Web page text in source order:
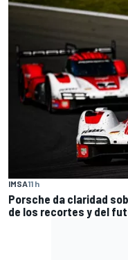
IMSA11 h
Porsche da claridad
de los recortes y del